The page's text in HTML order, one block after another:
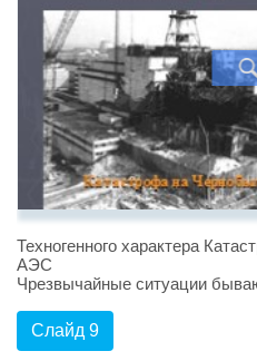
Техногенного характера
АЭС
Чрезвычайные ситуации
Слайд 9